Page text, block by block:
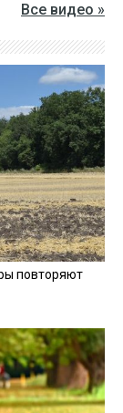
Все видео »
повторяют